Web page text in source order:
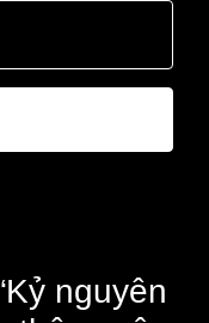
nguyên